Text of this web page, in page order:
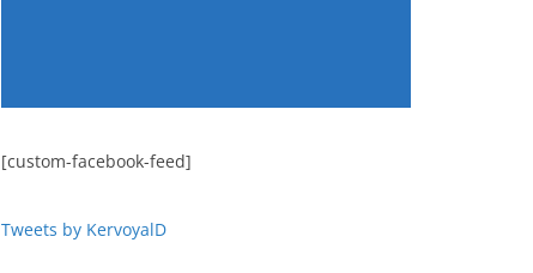
[custom-facebook-feed]
Tweets by KervoyalD